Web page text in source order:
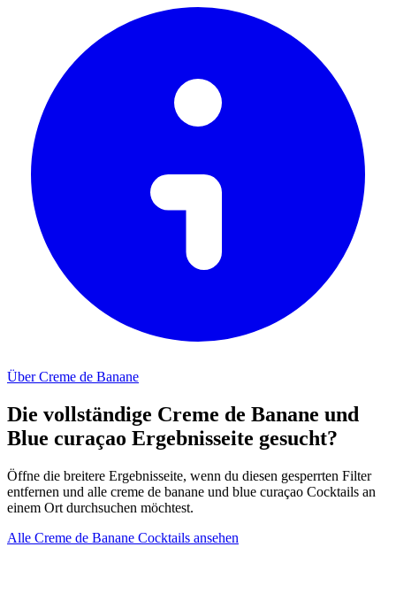
Über Creme de Banane
Die vollständige Creme de Banane und
Blue curaçao Ergebnisseite gesucht?
Öffne die breitere Ergebnisseite, wenn du diesen gesperrten Filter
entfernen und alle creme de banane und blue curaçao Cocktails an
einem Ort durchsuchen möchtest.
Alle Creme de Banane Cocktails ansehen